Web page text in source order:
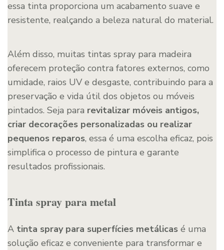
essa tinta proporciona um acabamento suave e
resistente, realçando a beleza natural do material.
Além disso, muitas tintas spray para madeira
oferecem proteção contra fatores externos, como
umidade, raios UV e desgaste, contribuindo para a
preservação e vida útil dos objetos ou móveis
pintados. Seja para revitalizar móveis antigos,
criar decorações personalizadas ou realizar
pequenos reparos, essa é uma escolha eficaz, pois
simplifica o processo de pintura e garante
resultados profissionais.
Tinta spray para metal
A tinta spray para superfícies metálicas é uma
solução eficaz e conveniente para transformar e